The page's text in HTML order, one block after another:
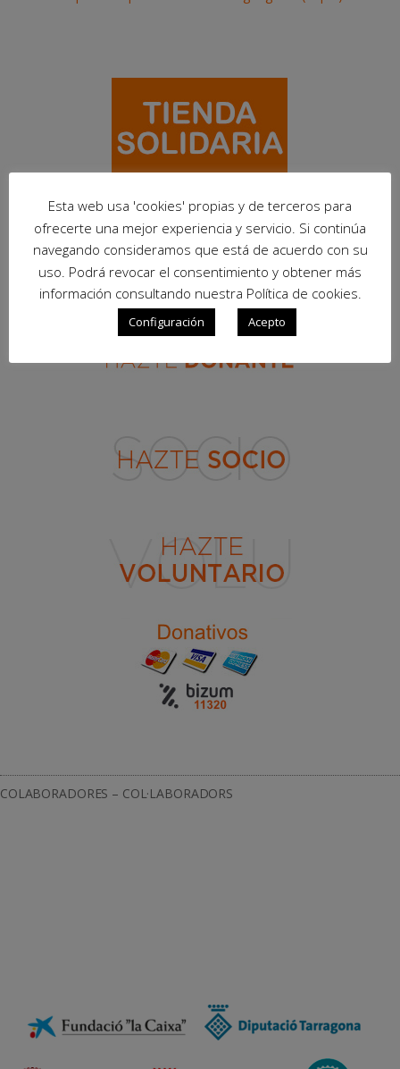
COLABORADORES – COL·LABORADORS
Esta web usa 'cookies' propias y de terceros para
ofrecerte una mejor experiencia y servicio. Si continúa
navegando consideramos que está de acuerdo con su
uso. Podrá revocar el consentimiento y obtener más
información consultando nuestra Política de cookies.
Configuración Acepto